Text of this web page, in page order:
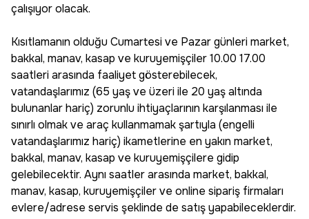
çalışıyor olacak.
Kısıtlamanın olduğu Cumartesi ve Pazar günleri market,
bakkal, manav, kasap ve kuruyemişçiler 10.00 17.00
saatleri arasında faaliyet gösterebilecek,
vatandaşlarımız (65 yaş ve üzeri ile 20 yaş altında
bulunanlar hariç) zorunlu ihtiyaçlarının karşılanması ile
sınırlı olmak ve araç kullanmamak şartıyla (engelli
vatandaşlarımız hariç) ikametlerine en yakın market,
bakkal, manav, kasap ve kuruyemişçilere gidip
gelebilecektir. Aynı saatler arasında market, bakkal,
manav, kasap, kuruyemişçiler ve online sipariş firmaları
evlere/adrese servis şeklinde de satış yapabileceklerdir.